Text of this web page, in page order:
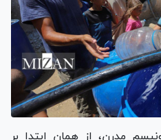
مدرن، از همان ابتدا بر